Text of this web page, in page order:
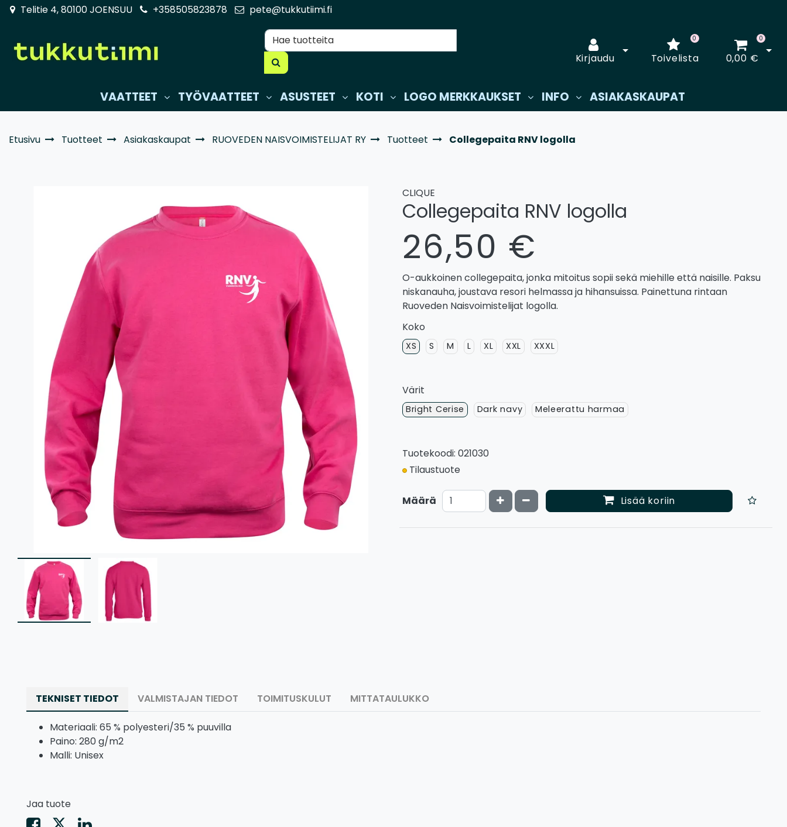
Siirry pääsisältöön
Telitie 4, 80100 JOENSUU +358505823878 pete@tukkutiimi.fi
Kirjaudu
Avaa kirjautuminen
Toivelista
0 0
0,00 €
VAATTEET TYÖVAATTEET ASUSTEET KOTI LOGO MERKKAUKSET INFO ASIAKASKAUPAT
Etusivu Tuotteet Asiakaskaupat RUOVEDEN NAISVOIMISTELIJAT RY Tuotteet Collegepaita RNV logolla
CLIQUE
Collegepaita RNV logolla
26,50 €
O-aukkoinen collegepaita, jonka mitoitus sopii sekä miehille että naisille. Paksu
niskanauha, joustava resori helmassa ja hihansuissa. Painettuna rintaan
Ruoveden Naisvoimistelijat logolla.
Koko
XS S M L XL XXL XXXL
Värit
Bright Cerise Dark navy Meleerattu harmaa
Tuotekoodi: 021030
Tilaustuote
Määrä Kasvata määrää
Vähennä määrää Lisää koriin
TEKNISET TIEDOT VALMISTAJAN TIEDOT TOIMITUSKULUT MITTATAULUKKO
Materiaali: 65 % polyesteri/35 % puuvilla
Paino: 280 g/m2
Malli: Unisex
Jaa tuote